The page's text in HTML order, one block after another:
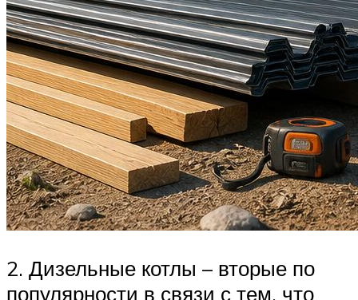
2. Дизельные котлы – вторые по
популярности в связи с тем, что